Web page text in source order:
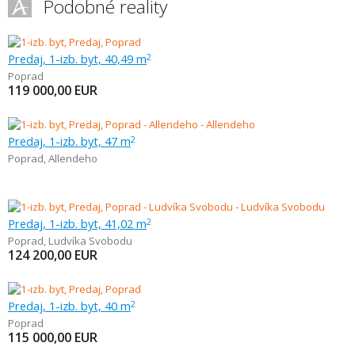
Podobné reality
Predaj, 1-izb. byt, 40,49 m2
Poprad
119 000,00 EUR
Predaj, 1-izb. byt, 47 m2
Poprad,Allendeho
Predaj, 1-izb. byt, 41,02 m2
Poprad, Ludvíka Svobodu
124 200,00 EUR
Predaj, 1-izb. byt, 40 m2
Poprad
115 000,00 EUR